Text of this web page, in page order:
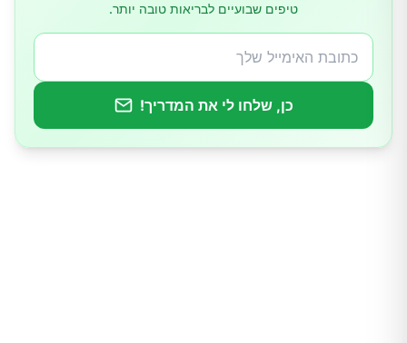
טיפים שבועיים לבריאות טובה יותר.
כן, שלחו לי את המדריך!